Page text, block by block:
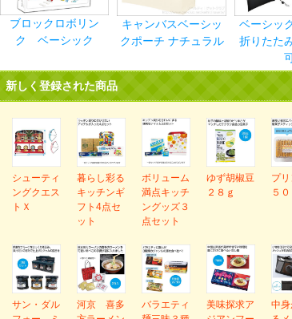
ブロックロボリン
ク ベーシック
キャンバスベーシッ
クポーチ ナチュラル
ベーシッ
折りたた
新しく登録された商品
シューティ
ングクエス
トＸ
暮らし彩る
キッチンギ
フト4点セ
ット
ボリューム
満点キッチ
ングッズ３
点セット
ゆず胡椒豆
２８ｇ
プ
５
サン・ダル
河京 喜多
バラエティ
美味探求ア
中身